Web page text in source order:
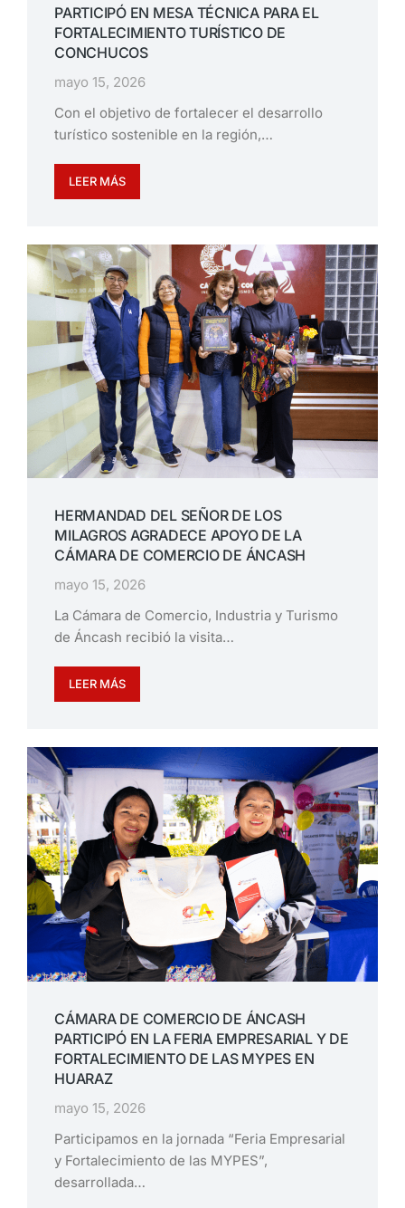
PARTICIPÓ EN MESA TÉCNICA PARA EL
FORTALECIMIENTO TURÍSTICO DE
CONCHUCOS
mayo 15, 2026
Con el objetivo de fortalecer el desarrollo
turístico sostenible en la región,…
LEER MÁS
HERMANDAD DEL SEÑOR DE LOS
MILAGROS AGRADECE APOYO DE LA
CÁMARA DE COMERCIO DE ÁNCASH
mayo 15, 2026
La Cámara de Comercio, Industria y Turismo
de Áncash recibió la visita…
LEER MÁS
CÁMARA DE COMERCIO DE ÁNCASH
PARTICIPÓ EN LA FERIA EMPRESARIAL Y DE
FORTALECIMIENTO DE LAS MYPES EN
HUARAZ
mayo 15, 2026
Participamos en la jornada “Feria Empresarial
y Fortalecimiento de las MYPES”,
desarrollada…